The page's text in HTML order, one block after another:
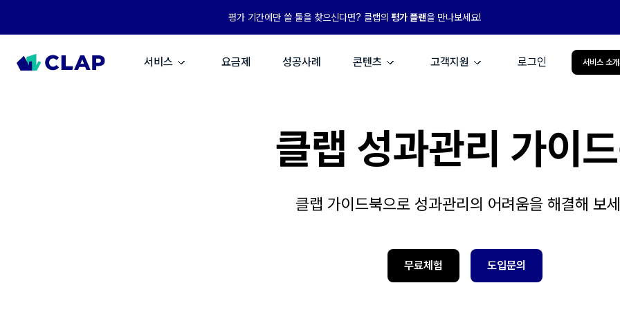
평가 기간에만 쓸 툴을 찾으신다면? 클랩의 평가 플랜을 만나보세요!
서비스 요금제 성공사례 콘텐츠 고객지원 로그인 서비스 소개
클랩 성과관리 가이
클랩 가이드북으로 성과관리의 어려움을 해결해 보
무료체험 도입문의